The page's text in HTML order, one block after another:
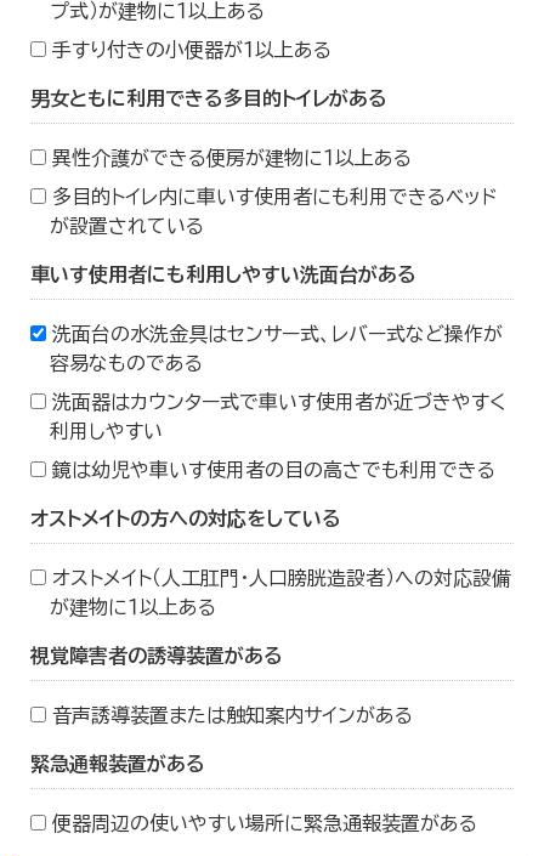
プ式）が建物に１以上ある
手すり付きの小便器が１以上ある
男女ともに利用できる多目的トイレがある
異性介護ができる便房が建物に１以上ある
多目的トイレ内に車いす使用者にも利用できるベッド
が設置されている
車いす使用者にも利用しやすい洗面台がある
洗面台の水洗金具はセンサー式、レバー式など操作が
容易なものである
洗面器はカウンター式で車いす使用者が近づきやすく
利用しやすい
鏡は幼児や車いす使用者の目の高さでも利用できる
オストメイトの方への対応をしている
オストメイト（人工肛門・人口膀胱造設者）への対応設備
が建物に１以上ある
視覚障害者の誘導装置がある
音声誘導装置または触知案内サインがある
緊急通報装置がある
便器周辺の使いやすい場所に緊急通報装置がある